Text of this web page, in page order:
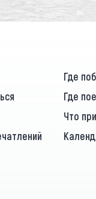
Где
Где
Что